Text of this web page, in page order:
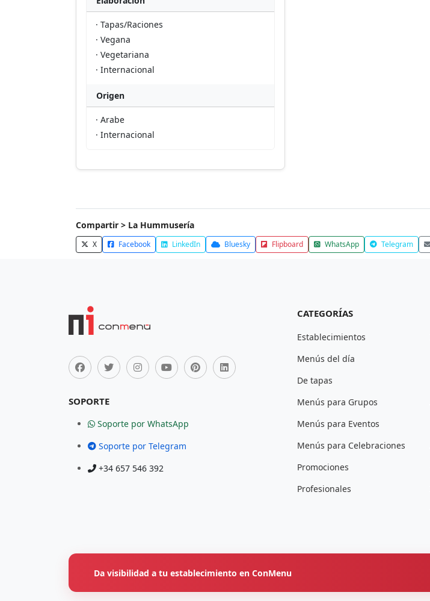
· Tapas/Raciones
· Vegana
· Vegetariana
· Internacional
Origen
· Arabe
· Internacional
Compartir > La Hummusería
X Facebook LinkedIn Bluesky Flipboard WhatsApp Telegram
SOPORTE
Soporte por WhatsApp
Soporte por Telegram
+34 657 546 392
CATEGORÍAS
Establecimientos
Menús del día
De tapas
Menús para Grupos
Menús para Eventos
Menús para Celebraciones
Promociones
Profesionales
Da visibilidad a tu establecimiento en ConMenu